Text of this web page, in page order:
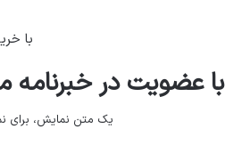
با
با عضویت در خبرنامه
یک متن نمایش،